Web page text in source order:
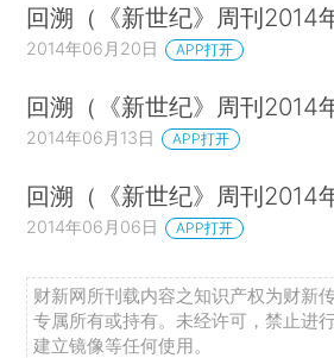
回溯（《新世纪》周刊2014
2014年06月20日 APP打开
回溯（《新世纪》周刊2014
2014年06月13日 APP打开
回溯（《新世纪》周刊2014
2014年06月06日 APP打开
财新网所刊载内容之知识产权为财新
专属所有或持有。未经许可，禁止进
建立镜像等任何使用。